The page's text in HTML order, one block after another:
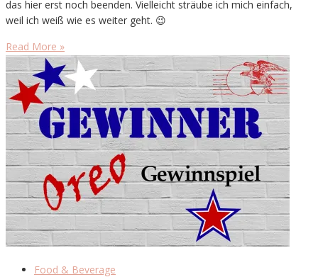
das hier erst noch beenden. Vielleicht sträube ich mich einfach,
weil ich weiß wie es weiter geht. 😉
Read More »
Food & Beverage